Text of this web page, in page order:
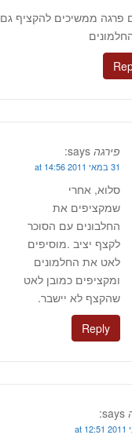
פרגה ממשיכים להקציף גם
פירגה says:
31 במאי 2011 at 14:56
סלוא, אחרי
שמקציפים את
החלבונים עם הסוכר
לקצף יציב .מוסיפים
לאט את החלמונים
ומקציפים כמובן לאט
שהקצף לא יישבר.
Reply
says: